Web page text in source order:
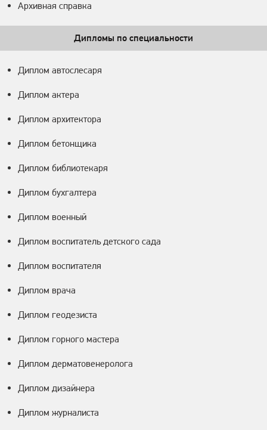
Архивная справка
Дипломы по специальности
Диплом автослесаря
Диплом актера
Диплом архитектора
Диплом бетонщика
Диплом библиотекаря
Диплом бухгалтера
Диплом военный
Диплом воспитатель детского сада
Диплом воспитателя
Диплом врача
Диплом геодезиста
Диплом горного мастера
Диплом дерматовенеролога
Диплом дизайнера
Диплом журналиста